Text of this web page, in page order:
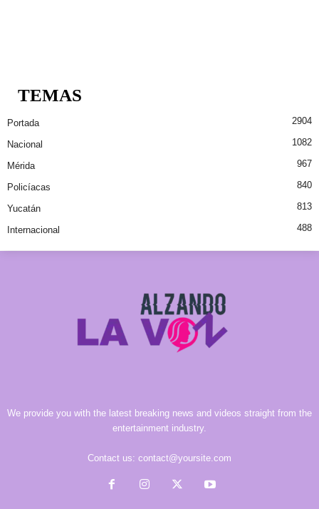
TEMAS
Portada 2904
Nacional 1082
Mérida 967
Policíacas 840
Yucatán 813
Internacional 488
We provide you with the latest breaking news and videos straight from the
entertainment industry.
Contact us: contact@yoursite.com